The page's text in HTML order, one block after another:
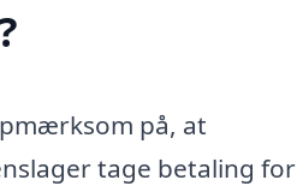
på, at
tage betaling for